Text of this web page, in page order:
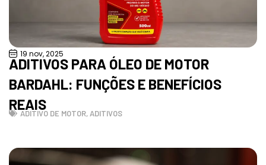
19 nov, 2025
ADITIVOS PARA ÓLEO DE MOTOR
BARDAHL: FUNÇÕES E BENEFÍCIOS
REAIS
ADITIVO DE MOTOR, ADITIVOS